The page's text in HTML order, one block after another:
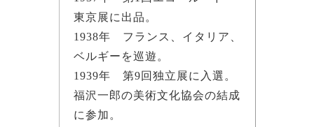
東京展に出品。
1938年 フランス、イタリア、
ベルギーを巡遊。
1939年 第9回独立展に入選。
福沢一郎の美術文化協会の結成
に参加。